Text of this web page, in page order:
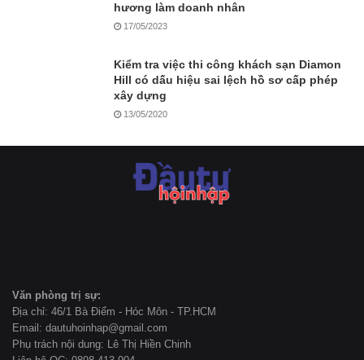
hương làm doanh nhân
17/05/2023
Kiểm tra việc thi công khách sạn Diamon
Hill có dấu hiệu sai lệch hồ sơ cấp phép
xây dựng
13/05/2020
Văn phòng trị sự:
Địa chỉ: 46/1 Bà Điểm - Hóc Môn - TP.HCM
Email: dautuhoinhap@gmail.com
Phụ trách nội dung: Lê Thị Hiền Chinh